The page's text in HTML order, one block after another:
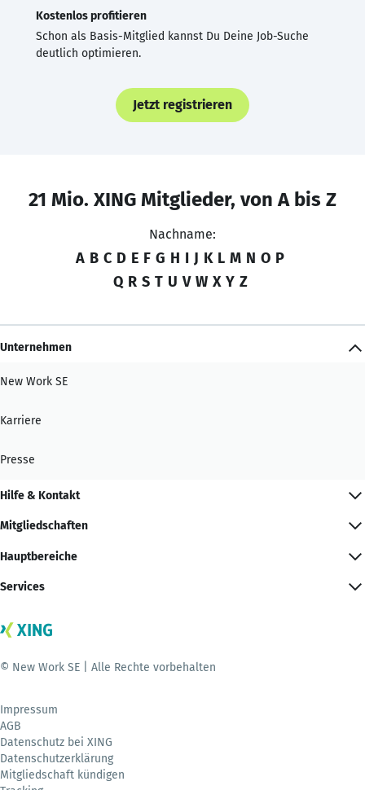
Kostenlos profitieren
Schon als Basis-Mitglied kannst Du Deine Job-Suche
deutlich optimieren.
Jetzt registrieren
21 Mio. XING Mitglieder, von A bis Z
Nachname:
A B C D E F G H I J K L M N O P
Q R S T U V W X Y Z
Unternehmen
New Work SE
Karriere
Presse
Hilfe & Kontakt
Mitgliedschaften
Hauptbereiche
Services
© New Work SE | Alle Rechte vorbehalten
Impressum
AGB
Datenschutz bei XING
Datenschutzerklärung
Mitgliedschaft kündigen